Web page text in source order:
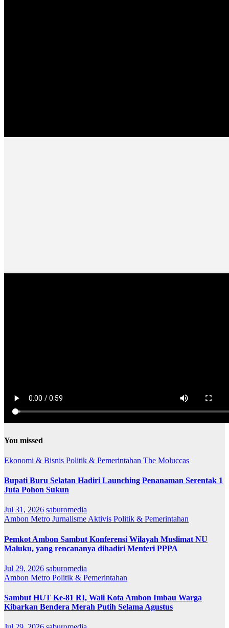
You missed
Ekonomi & Bisnis Politik & Pemerintahan The Moluccas
Bupati Buru Selatan Hadiri Launching Penanaman Serentak 1
Juta Pohon Sukun
Jul 31, 2026 saburomedia
Ambon Metro Jurnalisme Aktivis Politik & Pemerintahan
Pemkot Ambon Sambut Konferensi Wilayah Muslimat NU
Maluku, yang rencananya dihadiri Menteri PPPA
Jul 29, 2026 saburomedia
Ambon Metro Politik & Pemerintahan
Sambut HUT Ke-81 RI, Wali Kota Ambon Imbau Warga
Kibarkan Bendera Merah Putih Selama Agustus